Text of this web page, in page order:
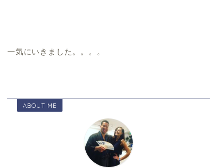
一気にいきました。。。。
ABOUT ME